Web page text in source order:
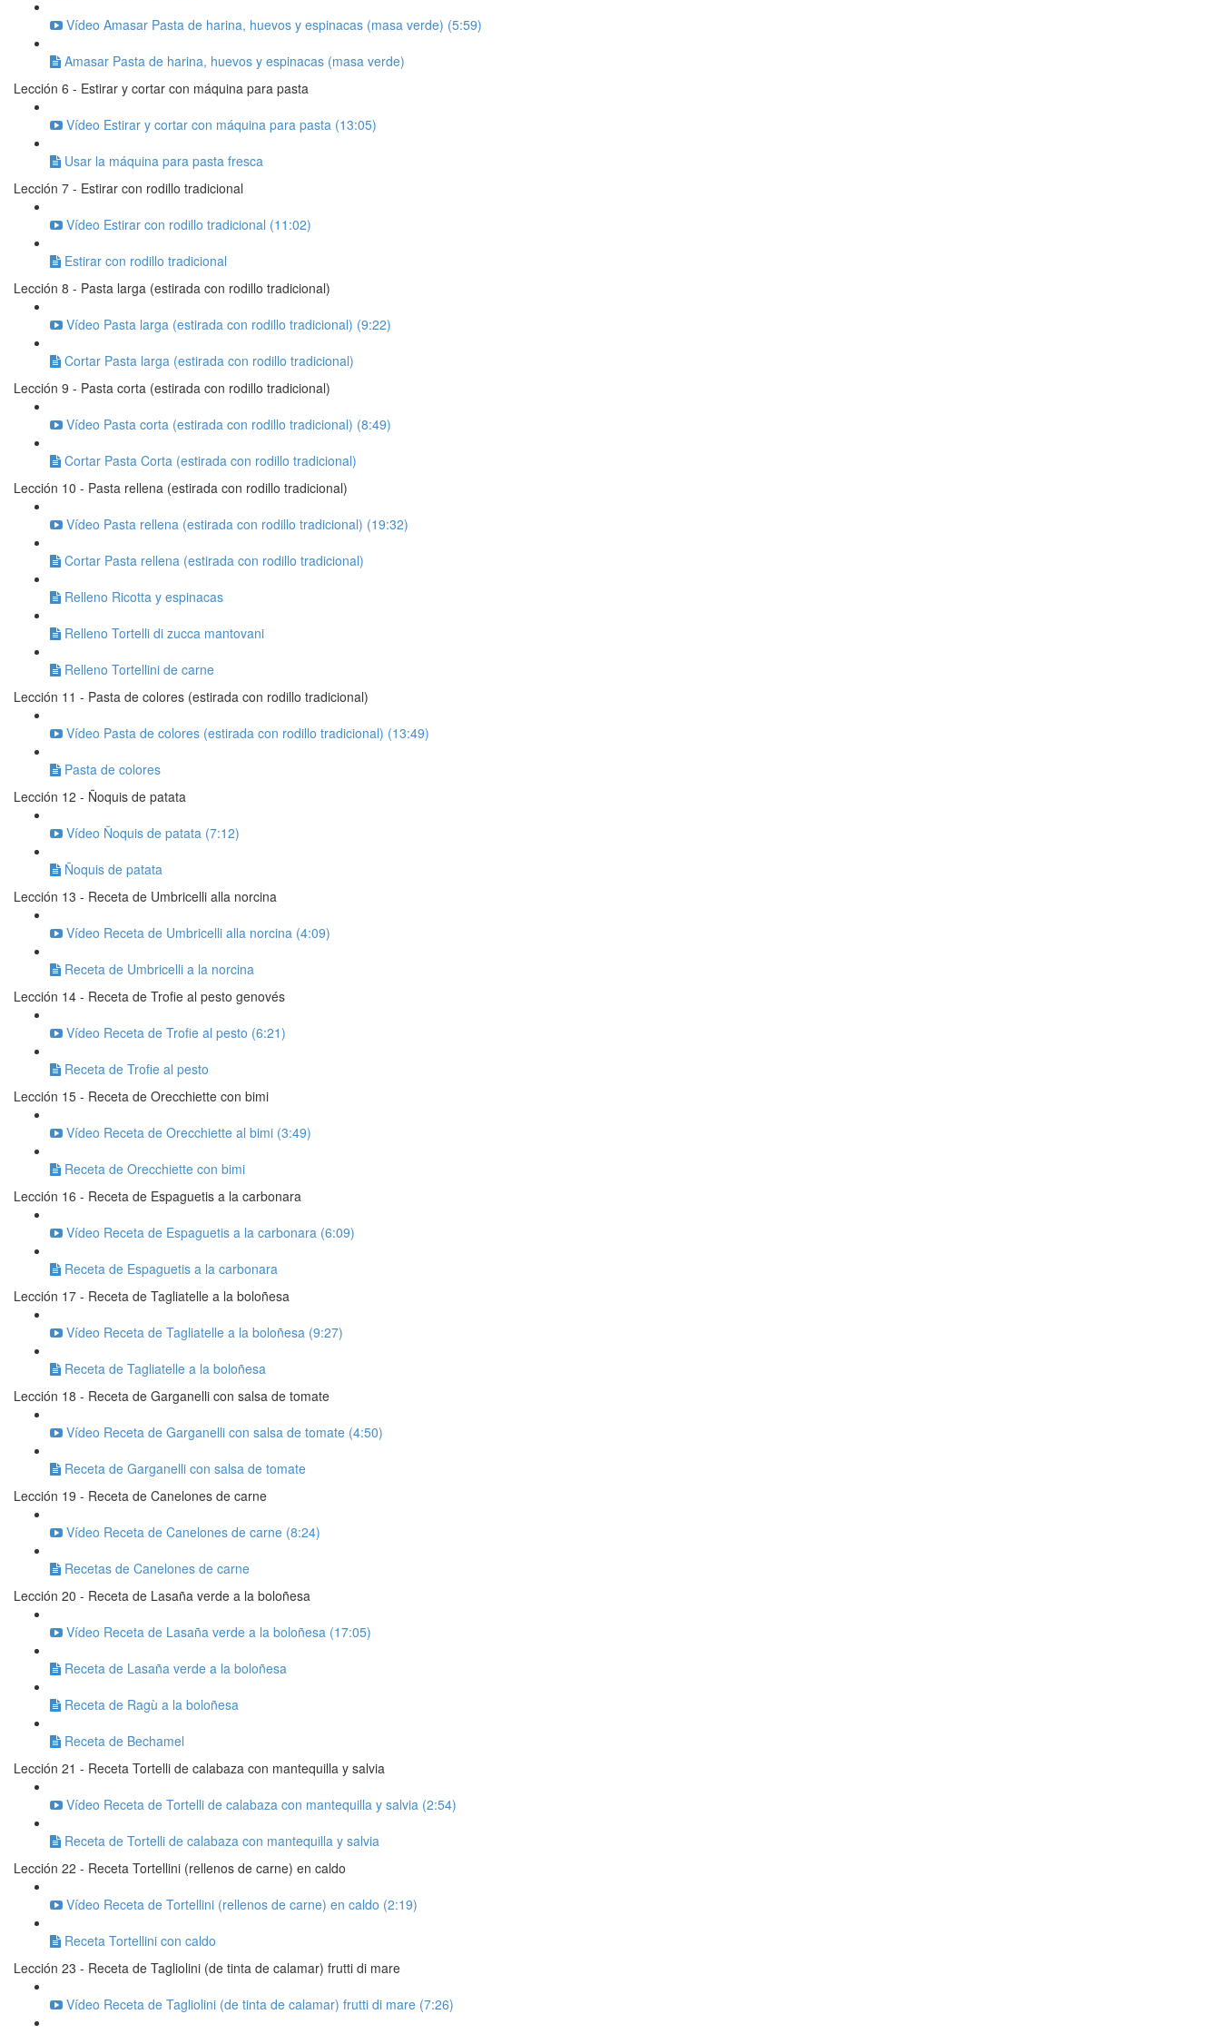
Vídeo Amasar Pasta de harina, huevos y espinacas (masa verde) (5:59)
Amasar Pasta de harina, huevos y espinacas (masa verde)
Lección 6 - Estirar y cortar con máquina para pasta
Vídeo Estirar y cortar con máquina para pasta (13:05)
Usar la máquina para pasta fresca
Lección 7 - Estirar con rodillo tradicional
Vídeo Estirar con rodillo tradicional (11:02)
Estirar con rodillo tradicional
Lección 8 - Pasta larga (estirada con rodillo tradicional)
Vídeo Pasta larga (estirada con rodillo tradicional) (9:22)
Cortar Pasta larga (estirada con rodillo tradicional)
Lección 9 - Pasta corta (estirada con rodillo tradicional)
Vídeo Pasta corta (estirada con rodillo tradicional) (8:49)
Cortar Pasta Corta (estirada con rodillo tradicional)
Lección 10 - Pasta rellena (estirada con rodillo tradicional)
Vídeo Pasta rellena (estirada con rodillo tradicional) (19:32)
Cortar Pasta rellena (estirada con rodillo tradicional)
Relleno Ricotta y espinacas
Relleno Tortelli di zucca mantovani
Relleno Tortellini de carne
Lección 11 - Pasta de colores (estirada con rodillo tradicional)
Vídeo Pasta de colores (estirada con rodillo tradicional) (13:49)
Pasta de colores
Lección 12 - Ñoquis de patata
Vídeo Ñoquis de patata (7:12)
Ñoquis de patata
Lección 13 - Receta de Umbricelli alla norcina
Vídeo Receta de Umbricelli alla norcina (4:09)
Receta de Umbricelli a la norcina
Lección 14 - Receta de Trofie al pesto genovés
Vídeo Receta de Trofie al pesto (6:21)
Receta de Trofie al pesto
Lección 15 - Receta de Orecchiette con bimi
Vídeo Receta de Orecchiette al bimi (3:49)
Receta de Orecchiette con bimi
Lección 16 - Receta de Espaguetis a la carbonara
Vídeo Receta de Espaguetis a la carbonara (6:09)
Receta de Espaguetis a la carbonara
Lección 17 - Receta de Tagliatelle a la boloñesa
Vídeo Receta de Tagliatelle a la boloñesa (9:27)
Receta de Tagliatelle a la boloñesa
Lección 18 - Receta de Garganelli con salsa de tomate
Vídeo Receta de Garganelli con salsa de tomate (4:50)
Receta de Garganelli con salsa de tomate
Lección 19 - Receta de Canelones de carne
Vídeo Receta de Canelones de carne (8:24)
Recetas de Canelones de carne
Lección 20 - Receta de Lasaña verde a la boloñesa
Vídeo Receta de Lasaña verde a la boloñesa (17:05)
Receta de Lasaña verde a la boloñesa
Receta de Ragù a la boloñesa
Receta de Bechamel
Lección 21 - Receta Tortelli de calabaza con mantequilla y salvia
Vídeo Receta de Tortelli de calabaza con mantequilla y salvia (2:54)
Receta de Tortelli de calabaza con mantequilla y salvia
Lección 22 - Receta Tortellini (rellenos de carne) en caldo
Vídeo Receta de Tortellini (rellenos de carne) en caldo (2:19)
Receta Tortellini con caldo
Lección 23 - Receta de Tagliolini (de tinta de calamar) frutti di mare
Vídeo Receta de Tagliolini (de tinta de calamar) frutti di mare (7:26)